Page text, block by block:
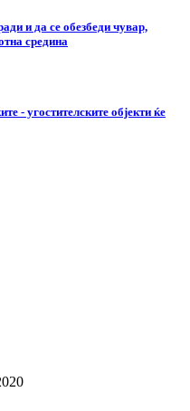
и да се обезбеди чувар,
средина
- угостителските објекти ќе